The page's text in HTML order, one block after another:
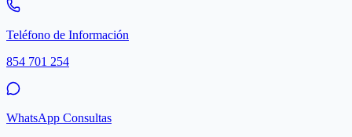
Teléfono de Información
854 701 254
WhatsApp Consultas